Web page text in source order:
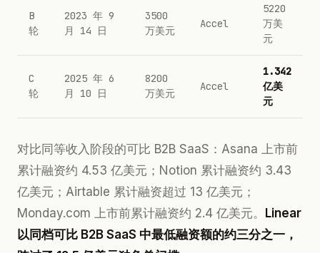
B
轮
2023 年 9
月 14 日
3500
万美元
Accel
5220
万美
元
C
轮
2025 年 6
月 10 日
8200
万美元
Accel
1.342
亿美
元
对比同等收入阶段的可比 B2B SaaS：Asana 上市前
累计融资约 4.53 亿美元；Notion 累计融资约 3.43
亿美元；Airtable 累计融资超过 13 亿美元；
Monday.com 上市前累计融资约 2.4 亿美元。 Linear
以同档可比 B2B SaaS 中最低融资额的约三分之一，